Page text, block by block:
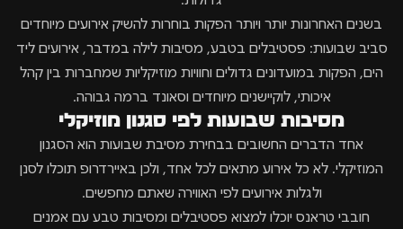
בשנים האחרונות יותר ויותר הפקות בוחרות להשיק אירועים מיוחדים
סביב שבועות: פסטיבלים בטבע, מסיבות לילה במדבר, אירועים ליד
הים, הפקות במועדונים גדולים וחוויות מוזיקליות שמחברות בין קהל
איכותי, לוקיישנים מיוחדים וסאונד ברמה גבוהה.
מסיבות שבועות לפי סגנון מוזיקלי
אחד הדברים החשובים בבחירת מסיבת שבועות הוא הסגנון
המוזיקלי. לא כל אירוע מתאים לכל אחד, ולכן באיירדרופ תוכלו לסנן
ולגלות אירועים לפי האווירה שאתם מחפשים.
חובבי טראנס יוכלו למצוא פסטיבלים ומסיבות טבע עם אמנים